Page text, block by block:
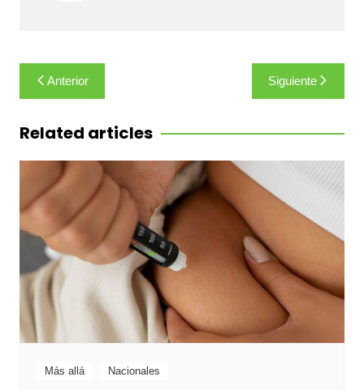
Navegación
de
entradas
Anterior Siguiente
Related articles
Más allá Nacionales